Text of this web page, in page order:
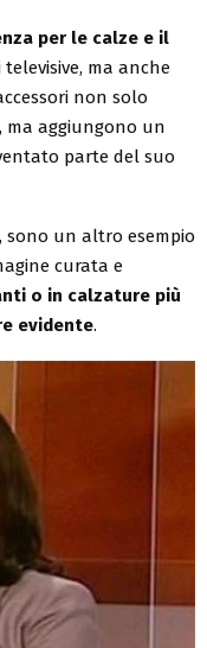
per le calze e il
ma anche
non solo
ma aggiungono un
parte del suo
sono un altro esempio
curata e
o in calzature più
evidente.